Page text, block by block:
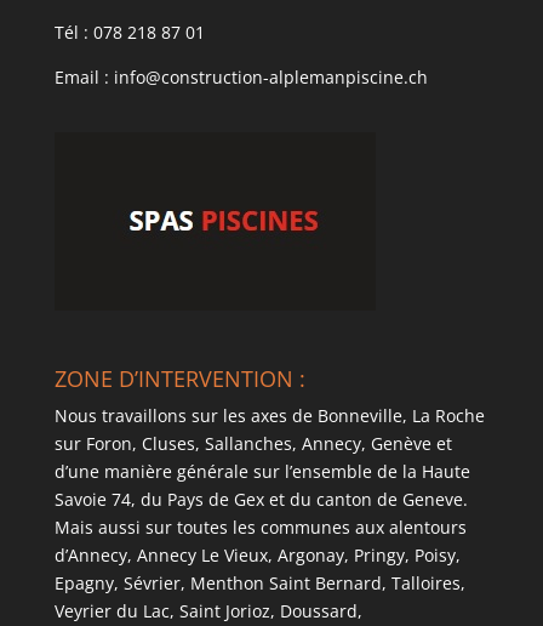
Tél : 078 218 87 01
Email : info@construction-alplemanpiscine.ch
ZONE D’INTERVENTION :
Nous travaillons sur les axes de Bonneville, La Roche
sur Foron, Cluses, Sallanches, Annecy, Genève et
d’une manière générale sur l’ensemble de la Haute
Savoie 74, du Pays de Gex et du canton de Geneve.
Mais aussi sur toutes les communes aux alentours
d’Annecy, Annecy Le Vieux, Argonay, Pringy, Poisy,
Epagny, Sévrier, Menthon Saint Bernard, Talloires,
Veyrier du Lac, Saint Jorioz, Doussard,